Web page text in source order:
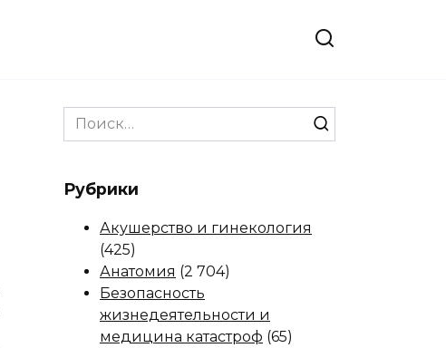
Search
for:
Рубрики
Акушерство и гинекология
(425)
Анатомия (2 704)
Безопасность
жизнедеятельности и
медицина катастроф (65)